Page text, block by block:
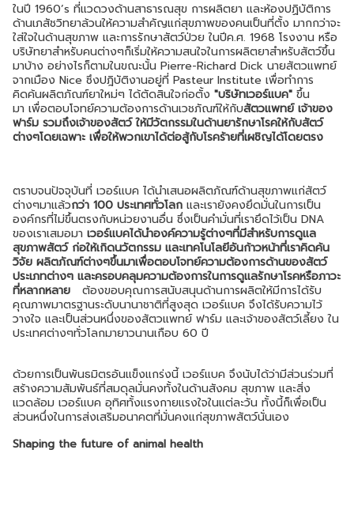
ในปี 1960’s ที่แวดวงด้านสาธารณสุข การผลิตยา และห้องปฏิบัติการ
ด้านเภสัชวิทยาล้วนให้ความสำคัญแก่สุขภาพของคนเป็นที่ตั้ง มากกว่าจะ
ใส่ใจในด้านสุขภาพ และการรักษาสัตว์ป่วย ในปีค.ศ. 1968 โรงงาน หรือ
บริษัทยาสำหรับคนต่างๆก็เริ่มให้ความสนใจในการผลิตยาสำหรับสัตว์ขึ้น
มาบ้าง อย่างไรก็ตามในขณะนั้น Pierre-Richard Dick นายสัตวแพทย์
จากเมือง Nice ซึงปฎิบัติงานอยู่ที่ Pasteur Institute เพื่อทำการ
คิดค้นผลิตภัณฑ์ยาใหม่ๆ ได้ตัดสินใจก่อตั้ง "บริษัทเวอร์แบค" ขึ้น
มา เพื่อตอบโจทย์ความต้องการด้านเวชภัณฑ์ให้กับสัตวแพทย์ เจ้าของ
ฟาร์ม รวมถึงเจ้าของสัตว์ ให้มีวัตกรรมในด้านยารักษาโรคให้กับสัตว์
ต่างๆโดยเฉพาะ เพื่อให้พวกเขาได้ต่อสู้กับโรคร้ายที่เผชิญได้โดยตรง
ตราบจนปัจจุบันที่ เวอร์แบค ได้นำเสนอผลิตภัณฑ์ด้านสุขภาพแก่สัตว์
ต่างๆมาแล้วกว่า 100 ประเทศทั่วโลก และเรายังคงยึดมั่นในการเป็น
องค์กรที่ไม่ขึ้นตรงกับหน่วยงานอื่น ซึ่งเป็นคำมั่นที่เรายึดไว้เป็น DNA
ของเราเสมอมา เวอร์แบคได้นำองค์ความรู้ต่างๆที่มีสำหรับการดูแล
สุขภาพสัตว์ ก่อให้เกิดนวัตกรรม และเทคโนโลยีอันก้าวหน้าที่เราคิดค้น
วิจัย ผลิตภัณฑ์ต่างๆขึ้นมาเพื่อตอบโจทย์ความต้องการด้านของสัตว์
ประเภทต่างๆ และครอบคลุมความต้องการในการดูแลรักษาโรคหรือภาวะ
ที่หลากหลาย ต้องขอบคุณการสนับสนุนด้านการผลิตให้มีการได้รับ
คุณภาพมาตรฐานระดับนานาชาติที่สูงสุด เวอร์แบค จึงได้รับความไว้
วางใจ และเป็นส่วนหนึ่งของสัตวแพทย์ ฟาร์ม และเจ้าของสัตว์เลี้ยง ใน
ประเทศต่างๆทั่วโลกมายาวนานเกือบ 60 ปี
ด้วยการเป็นพันธมิตรอันแข็งแกร่งนี้ เวอร์แบค จึงนับได้ว่ามีส่วนร่วมที่
สร้างความสัมพันธ์ที่สมดุลมั่นคงทั้งในด้านสังคม สุขภาพ และสิ่ง
แวดล้อม เวอร์แบค อุทิศทั้งแรงกายแรงใจในแต่ละวัน ทั้งนี้ก็เพื่อเป็น
ส่วนหนึ่งในการส่งเสริมอนาคตที่มั่นคงแก่สุขภาพสัตว์นั่นเอง
Shaping the future of animal health